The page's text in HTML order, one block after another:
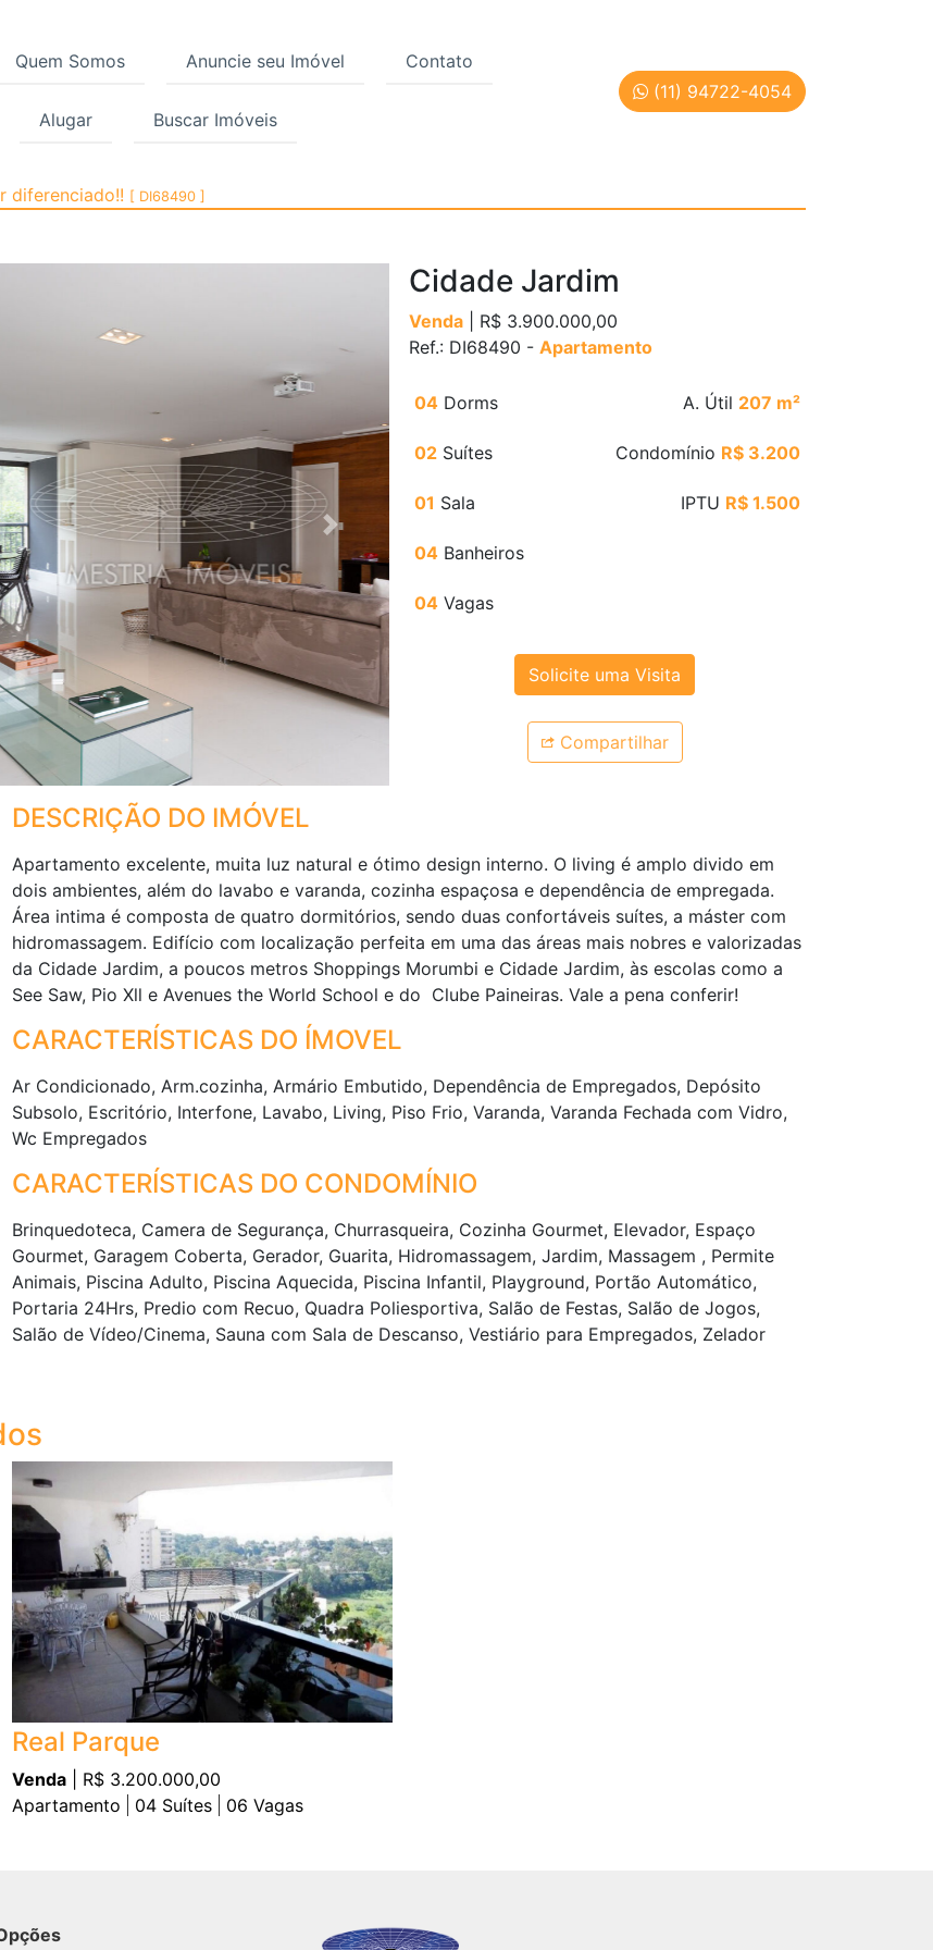
Quem Somos Anuncie seu Imóvel Contato
Alugar Buscar Imóveis
(11) 94722-4054
Jardim, São Paulo | Cód: DI68490
diferenciado!! [ DI68490 ]
Next
Cidade Jardim
Venda | R$ 3.900.000,00
Ref.: DI68490 - Apartamento
04 Dorms
02 Suítes
01 Sala
04 Banheiros
04 Vagas
A. Útil 207 m²
Condomínio R$ 3.200
IPTU R$ 1.500
Solicite uma Visita
Compartilhar
DESCRIÇÃO DO IMÓVEL
Apartamento excelente, muita luz natural e ótimo design interno. O living é amplo divido em
dois ambientes, além do lavabo e varanda, cozinha espaçosa e dependência de empregada.
Área intima é composta de quatro dormitórios, sendo duas confortáveis suítes, a máster com
hidromassagem. Edifício com localização perfeita em uma das áreas mais nobres e valorizadas
da Cidade Jardim, a poucos metros Shoppings Morumbi e Cidade Jardim, às escolas como a
See Saw, Pio Xll e Avenues the World School e do Clube Paineiras. Vale a pena conferir!
CARACTERÍSTICAS DO ÍMOVEL
Ar Condicionado, Arm.cozinha, Armário Embutido, Dependência de Empregados, Depósito
Subsolo, Escritório, Interfone, Lavabo, Living, Piso Frio, Varanda, Varanda Fechada com Vidro,
Wc Empregados
CARACTERÍSTICAS DO CONDOMÍNIO
Brinquedoteca, Camera de Segurança, Churrasqueira, Cozinha Gourmet, Elevador, Espaço
Gourmet, Garagem Coberta, Gerador, Guarita, Hidromassagem, Jardim, Massagem , Permite
Animais, Piscina Adulto, Piscina Aquecida, Piscina Infantil, Playground, Portão Automático,
Portaria 24Hrs, Predio com Recuo, Quadra Poliesportiva, Salão de Festas, Salão de Jogos,
Salão de Vídeo/Cinema, Sauna com Sala de Descanso, Vestiário para Empregados, Zelador
Real Parque
Venda | R$ 3.200.000,00
Apartamento
04 Suítes 06 Vagas